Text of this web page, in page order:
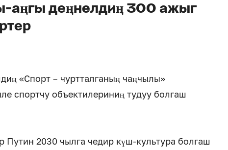
аңгы деңнелдиң 300 ажыг
«Спорт – чуртталганың чаңчылы»
спортчу объектилериниң тудуу болгаш
2030 чылга чедир күш-культура болгаш